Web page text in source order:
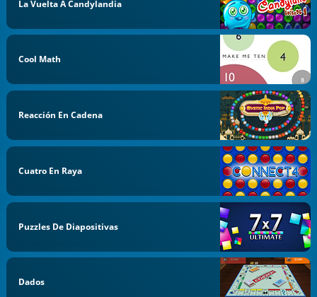
La Vuelta A Candylandia
Cool Math
Reacción En Cadena
Cuatro En Raya
Puzzles De Diapositivas
Dados